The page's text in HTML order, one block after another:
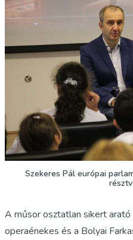
Szekeres Pál európai
A műsor osztatlan sikert
operaénekes és a Bolyai